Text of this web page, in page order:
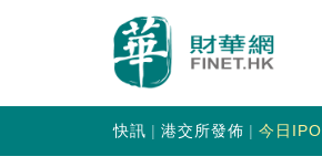
快訊 港交所發佈 今日IPO